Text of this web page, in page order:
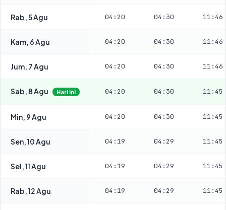
Rab, 5 Agu 04:20 04:30 11:46
Kam, 6 Agu 04:20 04:30 11:46
Jum, 7 Agu 04:20 04:30 11:46
Sab, 8 Agu Hari ini 04:20 04:30 11:45
Min, 9 Agu 04:20 04:30 11:45
Sen, 10 Agu 04:19 04:29 11:45
Sel, 11 Agu 04:19 04:29 11:45
Rab, 12 Agu 04:19 04:29 11:45